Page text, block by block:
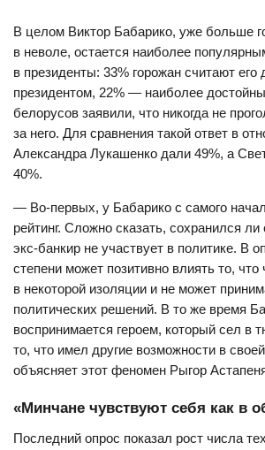
В целом Виктор Бабарико, уже больше
в неволе, остается наиболее
в президенты: 33% горожан считают его
президентом, 22% — наиболее
белорусов заявили, что никогда не
за него. Для сравнения такой ответ в
Александра Лукашенко дали 49%, а
40%.
— Во-первых, у Бабарико с самого
рейтинг. Сложно сказать, сохранился ли
экс-банкир не участвует в политике. В
степени может позитивно влиять то, что
в некоторой изоляции и не может
политических решений. В то же время
воспринимается героем, который сел в
то, что имел другие возможности в
объясняет этот феномен Рыгор
«Минчане чувствуют себя как в
Последний опрос показал рост числа